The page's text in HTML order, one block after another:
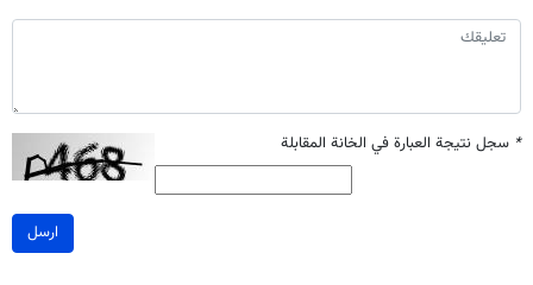
* سجل نتيجة العبارة في الخانة المقابلة
ارسل